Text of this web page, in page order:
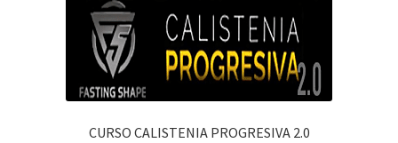
CURSO CALISTENIA PROGRESIVA 2.0